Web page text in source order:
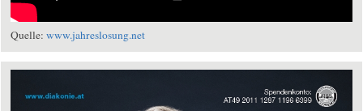
Quelle: www.jahreslosung.net